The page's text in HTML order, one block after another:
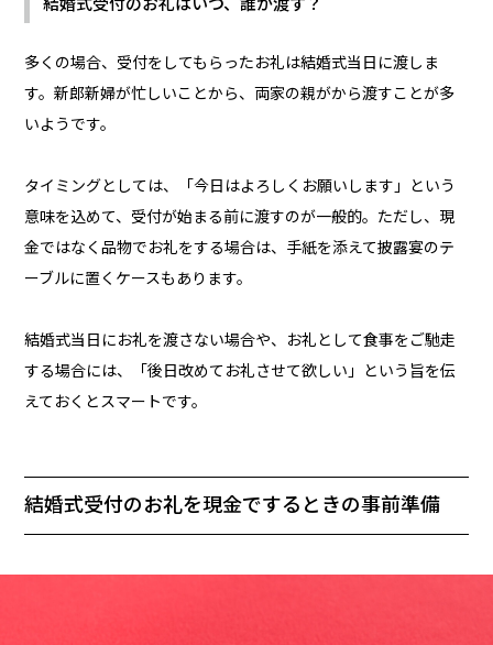
結婚式受付のお礼はいつ、誰が渡す？
多くの場合、受付をしてもらったお礼は結婚式当日に渡しま
す。新郎新婦が忙しいことから、両家の親がから渡すことが多
いようです。
タイミングとしては、「今日はよろしくお願いします」という
意味を込めて、受付が始まる前に渡すのが一般的。ただし、現
金ではなく品物でお礼をする場合は、手紙を添えて披露宴のテ
ーブルに置くケースもあります。
結婚式当日にお礼を渡さない場合や、お礼として食事をご馳走
する場合には、「後日改めてお礼させて欲しい」という旨を伝
えておくとスマートです。
結婚式受付のお礼を現金でするときの事前準備